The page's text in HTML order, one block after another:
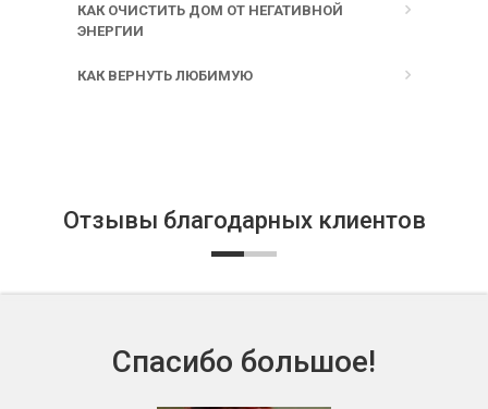
КАК ОЧИСТИТЬ ДОМ ОТ НЕГАТИВНОЙ
ЭНЕРГИИ
КАК ВЕРНУТЬ ЛЮБИМУЮ
Отзывы благодарных клиентов
Спасибо большое!